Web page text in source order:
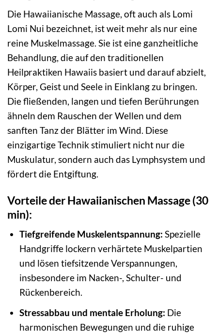
Die Hawaiianische Massage, oft auch als Lomi
Lomi Nui bezeichnet, ist weit mehr als nur eine
reine Muskelmassage. Sie ist eine ganzheitliche
Behandlung, die auf den traditionellen
Heilpraktiken Hawaiis basiert und darauf abzielt,
Körper, Geist und Seele in Einklang zu bringen.
Die fließenden, langen und tiefen Berührungen
ähneln dem Rauschen der Wellen und dem
sanften Tanz der Blätter im Wind. Diese
einzigartige Technik stimuliert nicht nur die
Muskulatur, sondern auch das Lymphsystem und
fördert die Entgiftung.
Vorteile der Hawaiianischen Massage (30
min):
Tiefgreifende Muskelentspannung: Spezielle
Handgriffe lockern verhärtete Muskelpartien
und lösen tiefsitzende Verspannungen,
insbesondere im Nacken-, Schulter- und
Rückenbereich.
Stressabbau und mentale Erholung: Die
harmonischen Bewegungen und die ruhige